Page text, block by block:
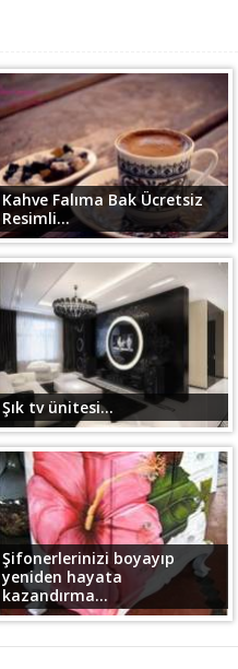
Kahve Falıma Bak Ücretsiz
Resimli...
Şık tv ünitesi...
Şifonerlerinizi boyayıp
yeniden hayata
kazandırma...